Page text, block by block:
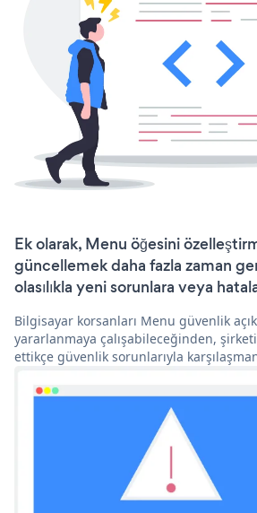
Ek olarak, Menu öğesini
güncellemek daha fazla zaman
olasılıkla yeni sorunlara veya
Bilgisayar korsanları Menu güvenlik
yararlanmaya çalışabileceğinden,
ettikçe güvenlik sorunlarıyla